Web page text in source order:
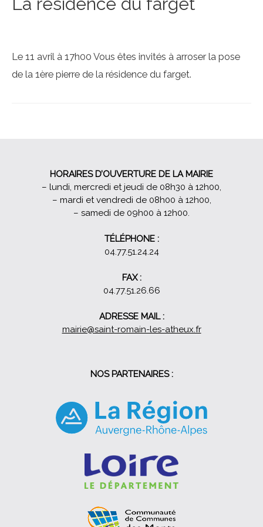
Le 11 avril à 17h00 Vous êtes invités à arroser la pose
de la 1ère pierre de la résidence du farget.
NOS PARTENAIRES :
HORAIRES D’OUVERTURE DE LA MAIRIE
– lundi, mercredi et jeudi de 08h30 à 12h00,
– mardi et vendredi de 08h00 à 12h00,
– samedi de 09h00 à 12h00.
TÉLÉPHONE :
04.77.51.24.24
FAX :
04.77.51.26.66
ADRESSE MAIL :
mairie@saint-romain-les-atheux.fr